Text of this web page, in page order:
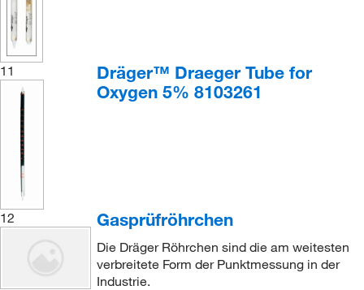
11
Dräger™ Draeger Tube for
Oxygen 5% 8103261
12 Gasprüfröhrchen
Die Dräger Röhrchen sind die am weitesten
verbreitete Form der Punktmessung in der
Industrie.